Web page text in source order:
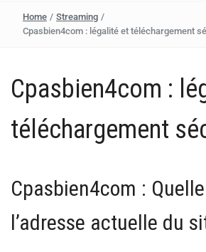
Home / Streaming /
Cpasbien4com : légalité et téléchargement
Cpasbien4com :
téléchargement
Cpasbien4com :
l’adresse actuelle du